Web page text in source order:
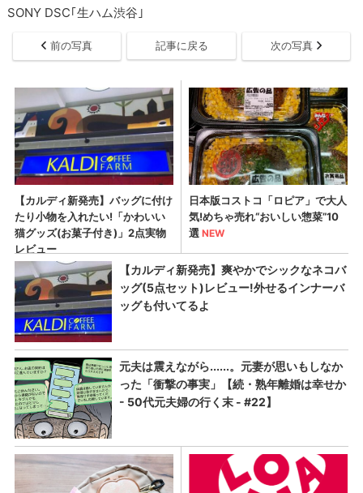
SONY DSC｢生ハム渋谷｣
前の写真 記事に戻る 次の写真